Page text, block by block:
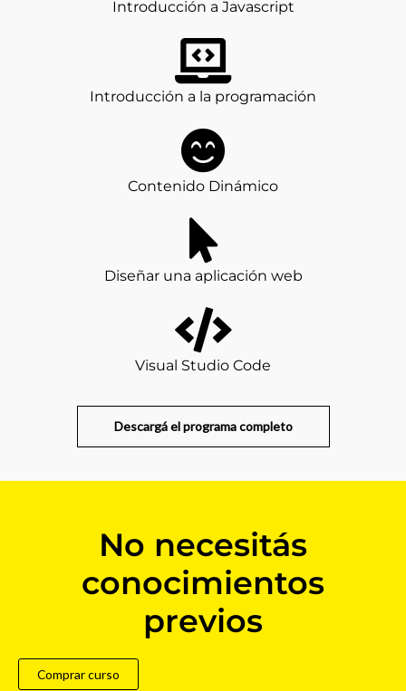
Introducción a Javascript
Introducción a la programación
Contenido Dinámico
Diseñar una aplicación web
Visual Studio Code
Descargá el programa completo
No necesitás
conocimientos
previos
Comprar curso